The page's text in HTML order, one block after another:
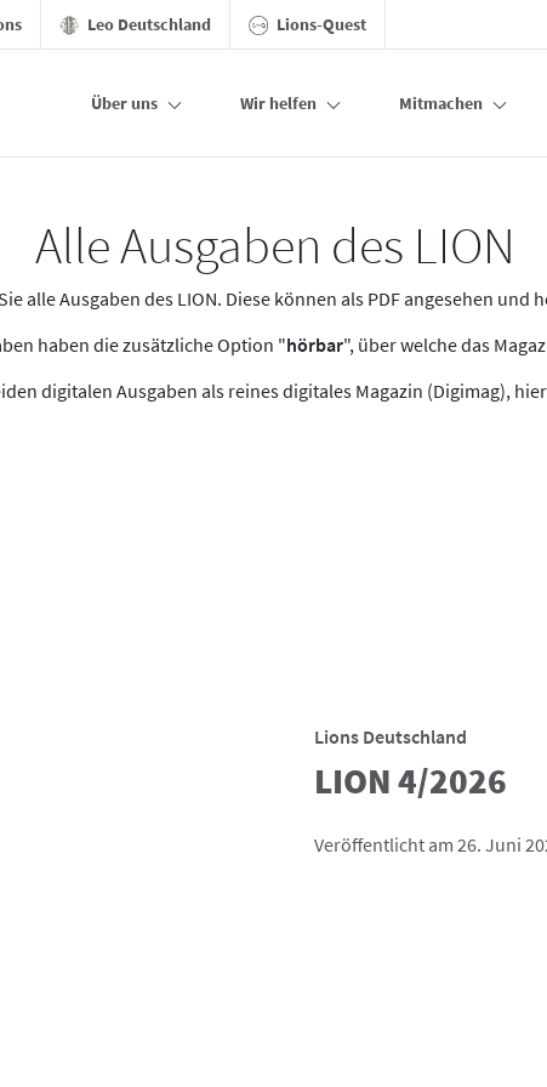
Leo Deutschland Lions-Quest
Über uns Wir helfen Mitmachen
Alle Ausgaben des LION
alle Ausgaben des LION. Diese können als PDF angesehen und
haben die zusätzliche Option "hörbar", über welche das
digitalen Ausgaben als reines digitales Magazin (Digimag),
Lions Deutschland
LION 4/2026
Veröffentlicht am 26. Juni